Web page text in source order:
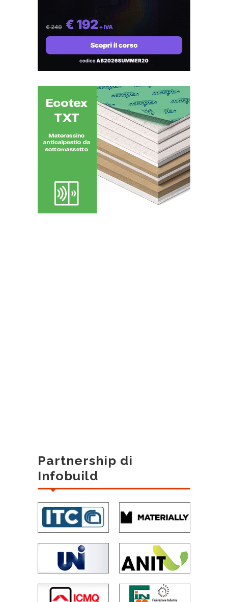
Partnership di
Infobuild